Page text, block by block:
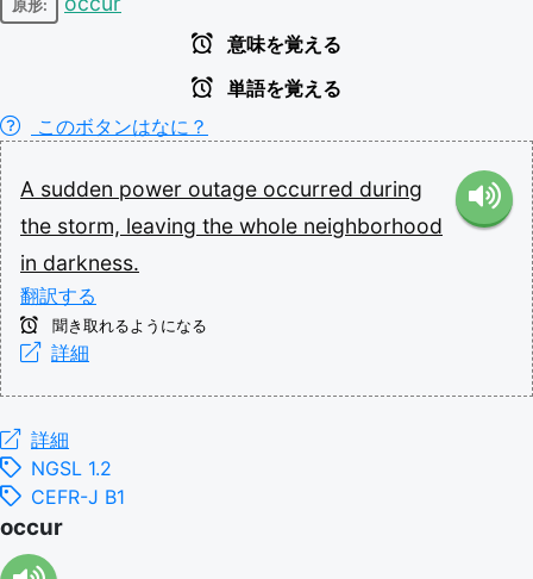
原形:
意味を覚える
単語を覚える
このボタンはなに？
A sudden power outage occurred during
the storm, leaving the whole neighborhood
in darkness.
翻訳する
聞き取れるようになる
詳細
詳細
NGSL 1.2
CEFR-J B1
occur